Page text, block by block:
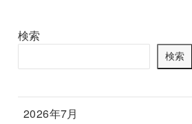
検索
検索
2026年7月